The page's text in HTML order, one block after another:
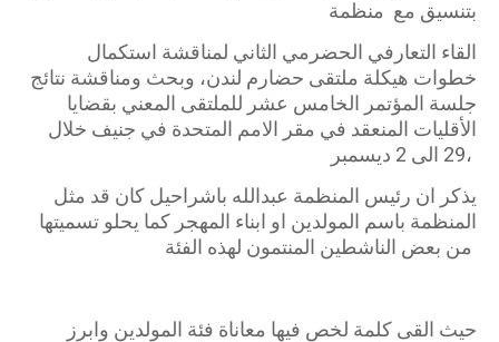
بتنسيق مع منظمة
القاء التعارفي الحضرمي الثاني لمناقشة استكمال
خطوات هيكلة ملتقى حضارم لندن، وبحث ومناقشة نتائج
جلسة المؤتمر الخامس عشر للملتقى المعني بقضايا
الأقليات المنعقد في مقر الامم المتحدة في جنيف خلال
29 الى 2 ديسمبر،
المنظمة باسم المولدين او ابناء المهجر كما يحلو تسميتها
حيث القى كلمة لخص فيها معاناة فئة المولدين وابرز